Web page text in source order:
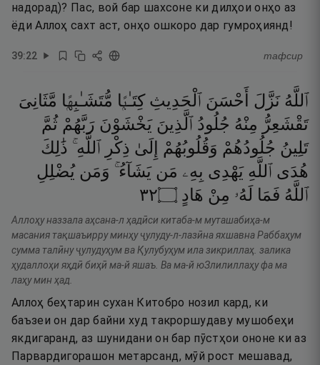
надорад)? Пас, вой бар шахсоне ки дилҳои онҳо аз
ёди Аллоҳ сахт аст, онҳо ошкоро дар гумроҳиянд!
39:22 тафсир
ٱللَّهُ نَزَّلَ أَحْسَنَ ٱلْحَدِيثِ كِتَـٰبًۭا مُّتَشَـٰبِهًۭا مَّثَانِىَ
تَقْشَعِرُّ مِنْهُ جُلُودُ ٱلَّذِينَ يَخْشَوْنَ رَبَّهُمْ ثُمَّ
تَلِينُ جُلُودُهُمْ وَقُلُوبُهُمْ إِلَىٰ ذِكْرِ ٱللَّهِ ۚ ذَٰلِكَ
هُدَى ٱللَّهِ يَهْدِى بِهِۦ مَن يَشَآءُ ۚ وَمَن يُضْلِلِ
ٱللَّهُ فَمَا لَهُۥ مِنْ هَادٍ ۝٢٣
Аллоҳу наззала аҳсана-л ҳадӣси китаба-м муташабиҳа-м
масания тақшаъирру минҳу ҷулуду-л-лазӣна яхшавна Раббаҳум
сумма талӣну ҷулудуҳум ва Қулубуҳум ила зикриллаҳ. залика
ҳудаллоҳи яҳдӣ биҳӣ ма-й яшаъ. Ва ма-й юЗлилиллаҳу фа ма
лаҳу мин ҳад.
Аллоҳ беҳтарин сухан Китобро нозил кард, ки
баъзеи он дар байни худ такроршудаву мушобеҳи
якдигаранд, аз шунидани он бар пӯстҳои ононе ки аз
Парвардигорашон метарсанд, мӯй рост мешавад,